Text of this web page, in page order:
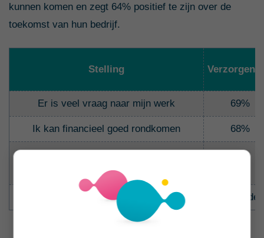
kunnen komen en zegt 64% positief te zijn over de
toekomst van hun bedrijf.
Stelling
Er is veel vraag naar mijn werk 69%
Ik kan financieel goed rondkomen 68%
Ik ben positief over de toekomst van mijn
bedrijf
Gemiddeld vooruitzicht op werk 5 maanden